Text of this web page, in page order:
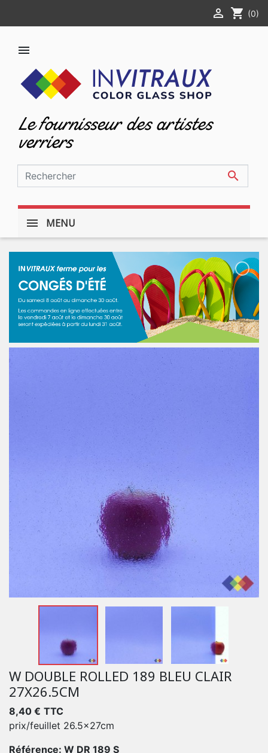
 shopping_cart (0)

Le fournisseur des artistes
verriers

MENU
W DOUBLE ROLLED 189 BLEU CLAIR
27X26.5CM
8,40 € TTC
prix/feuillet 26.5x27cm
Référence: W DR 189 S